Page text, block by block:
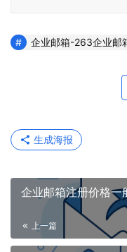
企业邮箱-263企业邮
生成海报
企业邮箱注册价格一
上一篇